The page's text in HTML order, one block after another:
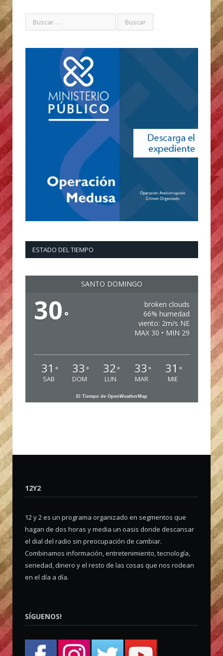
ESTADO DEL TIEMPO
SANTO DOMINGO
30 °
broken clouds
66% humedad
viento: 2m/s NE
MAX 30 • MIN 29
31 °
SAB
33 °
DOM
32 °
LUN
33 °
MAR
31 °
MIE
El Tiempo de OpenWeatherMap
12Y2
12 y 2 es un programa organizado en segmentos que
hagan de dos horas y media un oasis donde descansar
el dial del radio sin preocupación de cambiar.
Combinamos información, entretenimiento, tecnología,
seriedad, dinero y el resto de las cosas que nos rodean
en el día a día.
SÍGUENOS!